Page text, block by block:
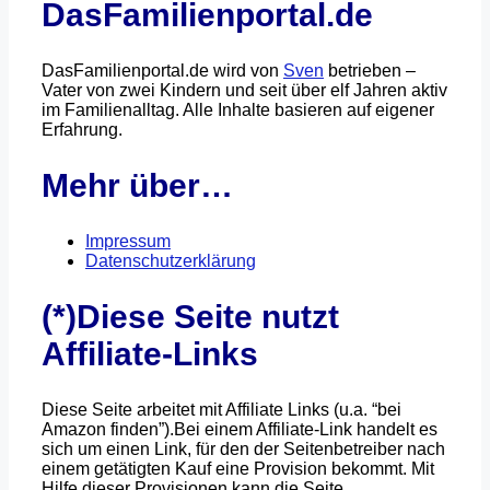
DasFamilienportal.de
DasFamilienportal.de wird von Sven betrieben –
Vater von zwei Kindern und seit über elf Jahren aktiv
im Familienalltag. Alle Inhalte basieren auf eigener
Erfahrung.
Mehr über…
Impressum
Datenschutzerklärung
(*)Diese Seite nutzt
Affiliate-Links
Diese Seite arbeitet mit Affiliate Links (u.a. “bei
Amazon finden”).Bei einem Affiliate-Link handelt es
sich um einen Link, für den der Seitenbetreiber nach
einem getätigten Kauf eine Provision bekommt. Mit